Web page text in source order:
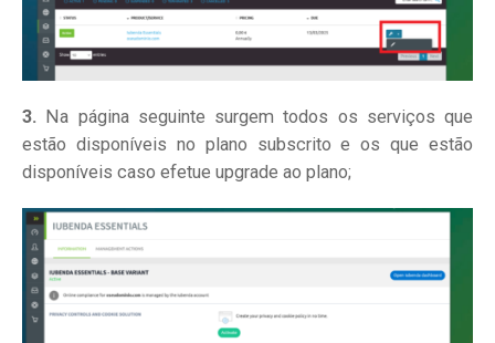
3. Na página seguinte surgem todos os serviços que
estão disponíveis no plano subscrito e os que estão
disponíveis caso efetue upgrade ao plano;